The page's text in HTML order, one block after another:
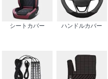
シートカバー ハンドルカバー